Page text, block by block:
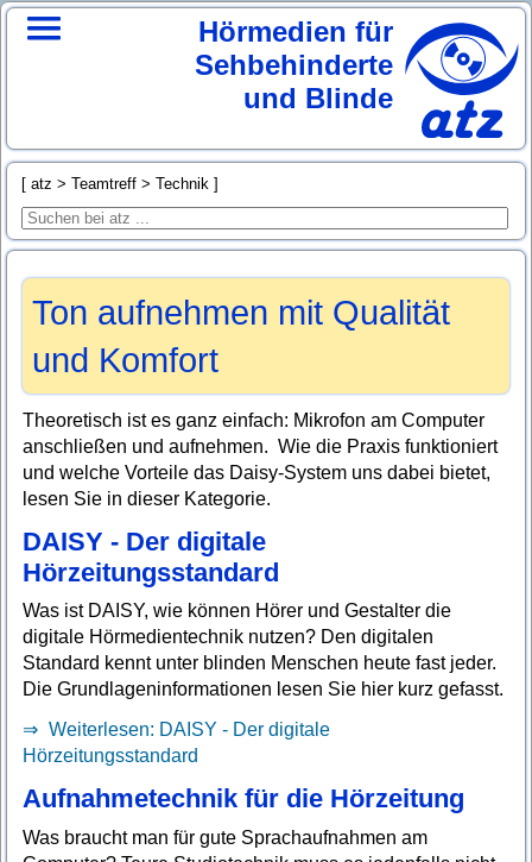
Hörmedien für
Sehbehinderte
und Blinde
atz Teamtreff Technik
Ton aufnehmen mit Qualität
und Komfort
Theoretisch ist es ganz einfach: Mikrofon am Computer
anschließen und aufnehmen. Wie die Praxis funktioniert
und welche Vorteile das Daisy-System uns dabei bietet,
lesen Sie in dieser Kategorie.
DAISY - Der digitale
Hörzeitungsstandard
Was ist DAISY, wie können Hörer und Gestalter die
digitale Hörmedientechnik nutzen? Den digitalen
Standard kennt unter blinden Menschen heute fast jeder.
Die Grundlageninformationen lesen Sie hier kurz gefasst.
Weiterlesen: DAISY - Der digitale
Hörzeitungsstandard
Aufnahmetechnik für die Hörzeitung
Was braucht man für gute Sprachaufnahmen am